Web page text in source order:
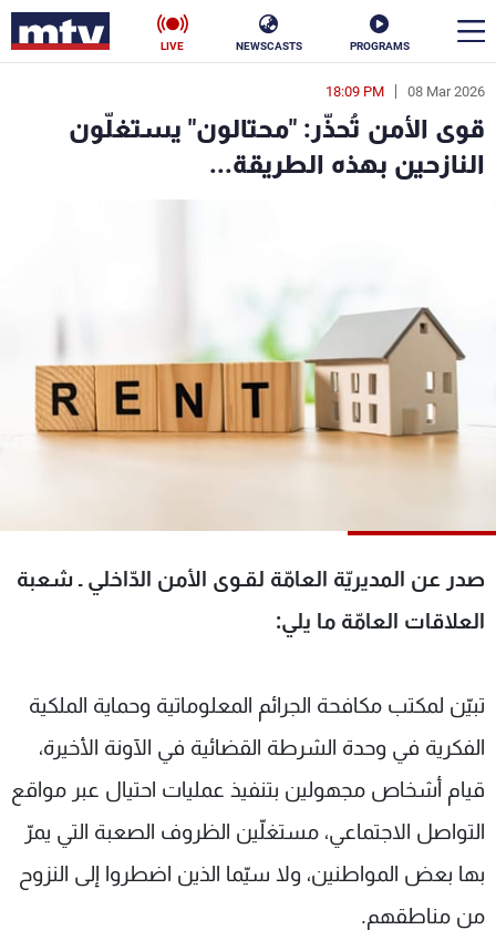
PROGRAMS
NEWSCASTS
LIVE
08 Mar 2026
18:09 PM
قوى الأمن تُحذّر: "محتالون" يستغلّون
النازحين بهذه الطريقة...
صدر عن المديريّة العامّة لقـوى الأمن الدّاخلي ـ شعبة
العلاقات العامّة ما يلي:
تبيّن لمكتب مكافحة الجرائم المعلوماتية وحماية الملكية
الفكرية في وحدة الشرطة القضائية في الآونة الأخيرة،
قيام أشخاص مجهولين بتنفيذ عمليات احتيال عبر مواقع
التواصل الاجتماعي، مستغلّين الظروف الصعبة التي يمرّ
بها بعض المواطنين، ولا سيّما الذين اضطروا إلى النزوح
من مناطقهم.
en
الأخبار
منوعات
كأس العالم
البرامج
عن MTV